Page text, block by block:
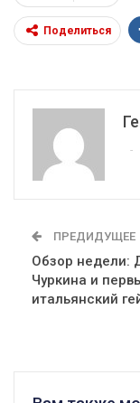
Поделиться
ПРЕДИДУЩЕЕ
Обзор недели:
Чуркина и
итальянский